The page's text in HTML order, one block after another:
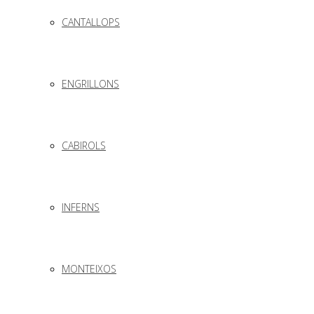
CANTALLOPS
ENGRILLONS
CABIROLS
INFERNS
MONTEIXOS